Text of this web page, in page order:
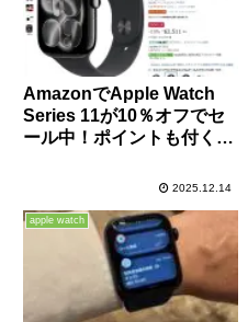
AmazonでApple Watch
Series 11が10％オフでセ
ール中！ポイントも付くの
2025.12.14
apple watch